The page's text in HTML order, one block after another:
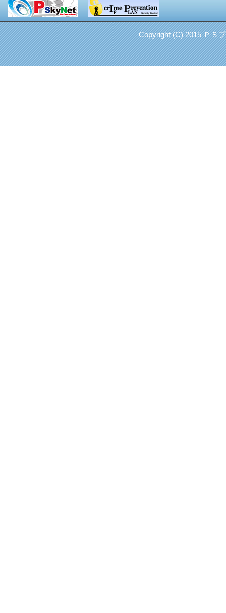
Copyright (C) 2015 ＰＳ